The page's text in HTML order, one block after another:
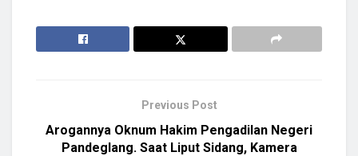
Previous Post
Arogannya Oknum Hakim Pengadilan Negeri
Pandeglang. Saat Liput Sidang, Kamera